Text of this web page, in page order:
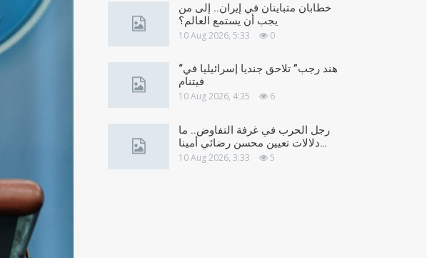
خطابان متباينان في إيران.. إلى من
يجب أن يستمع العالم؟
10 Aug 2026, 5:33 0
“هند رجب” تلاحق جنديا إسرائيليا في
فيتنام
10 Aug 2026, 4:35 6
رجل الحرب في غرفة التفاوض.. ما
دلالات تعيين محسن رضائي أمينا…
10 Aug 2026, 3:33 5